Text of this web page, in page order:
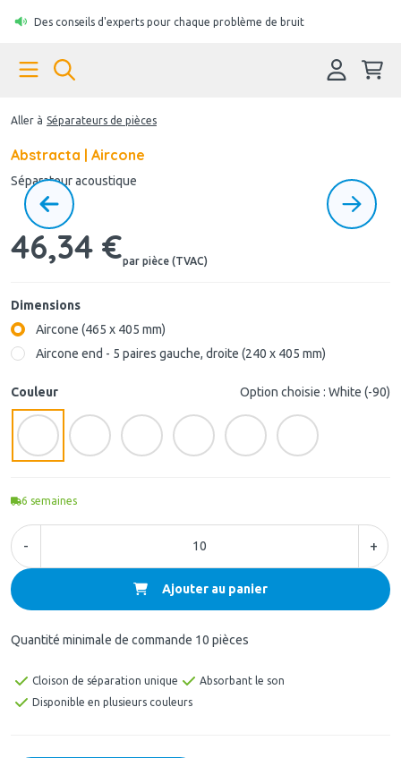
Des conseils d'experts pour chaque problème de bruit
Aller à Séparateurs de pièces
Abstracta | Aircone
Séparateur acoustique
46,34 €par pièce (TVAC)
Dimensions
Aircone (465 x 405 mm)
Aircone end - 5 paires gauche, droite (240 x 405 mm)
Couleur Option choisie : White (-90)
6 semaines
- +
Ajouter au panier
Quantité minimale de commande 10 pièces
Cloison de séparation unique
Absorbant le son
Disponible en plusieurs couleurs